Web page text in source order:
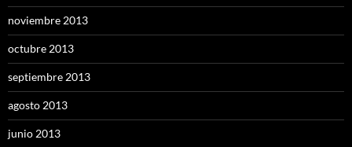
noviembre 2013
octubre 2013
septiembre 2013
agosto 2013
junio 2013